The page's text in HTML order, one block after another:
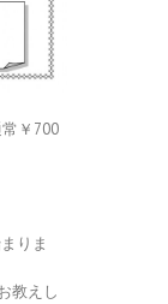
￥700
りま
教えし